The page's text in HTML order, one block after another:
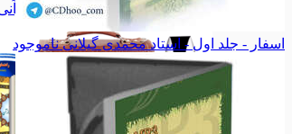
همه دسته بندی های قلم
اسفار - جلد اول - استاد محمدی گیلانی ناموجود